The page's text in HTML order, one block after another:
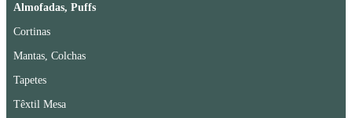
Almofadas, Puffs
Cortinas
Mantas, Colchas
Tapetes
Têxtil Mesa